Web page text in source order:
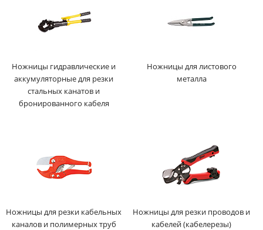
Ножницы гидравлические и
аккумуляторные для резки
стальных канатов и
бронированного кабеля
Ножницы для листового
металла
Ножницы для резки кабельных
каналов и полимерных труб
Ножницы для резки проводов и
кабелей (кабелерезы)